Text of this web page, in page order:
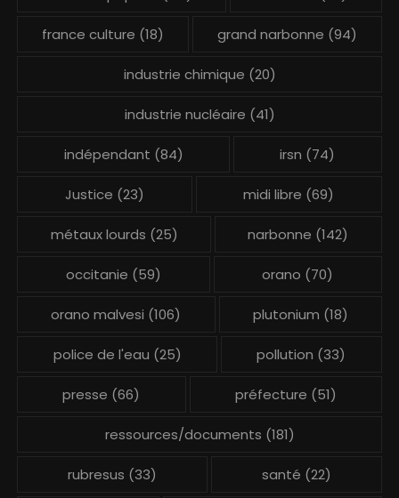
france culture (18) grand narbonne (94)
industrie chimique (20)
industrie nucléaire (41)
indépendant (84) irsn (74)
Justice (23) midi libre (69)
métaux lourds (25) narbonne (142)
occitanie (59) orano (70)
orano malvesi (106) plutonium (18)
police de l'eau (25) pollution (33)
presse (66) préfecture (51)
ressources/documents (181)
rubresus (33) santé (22)